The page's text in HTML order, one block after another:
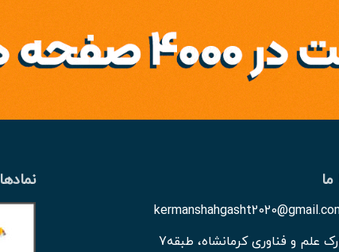
ما
علم و فناوری کرمانشاه، طبقه7
نمادها